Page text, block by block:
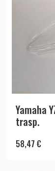
Yamaha
trasp.
58,47 €